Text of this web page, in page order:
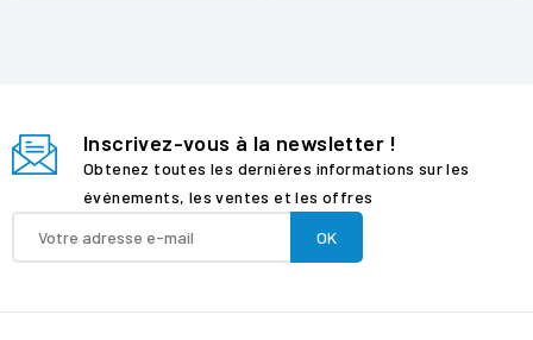
Inscrivez-vous à la newsletter !
Obtenez toutes les dernières informations sur les
événements, les ventes et les offres